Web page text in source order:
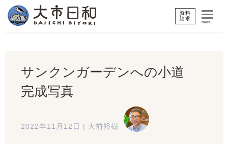
資料
請求
menu
サンクンガーデンへの小道
完成写真
2022年11月12日 大前裕樹